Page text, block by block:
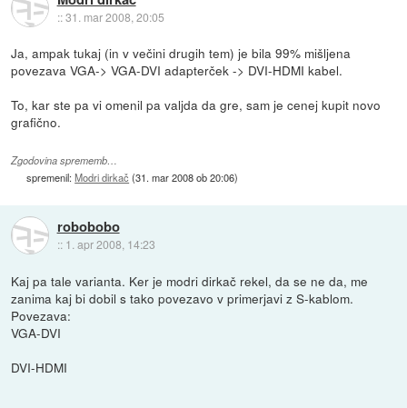
::31. mar 2008, 20:05
Ja, ampak tukaj (in v večini drugih tem) je bila 99% mišljena
povezava VGA-> VGA-DVI adapterček -> DVI-HDMI kabel.
To, kar ste pa vi omenil pa valjda da gre, sam je cenej kupit novo
grafično.
Zgodovina sprememb…
spremenil:Modri dirkač (31. mar 2008 ob 20:06)
robobobo
:: 1. apr 2008, 14:23
Kaj pa tale varianta. Ker je modri dirkač rekel, da se ne da, me
zanima kaj bi dobil s tako povezavo v primerjavi z S-kablom.
Povezava:
VGA-DVI
DVI-HDMI